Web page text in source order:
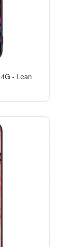
- Lean